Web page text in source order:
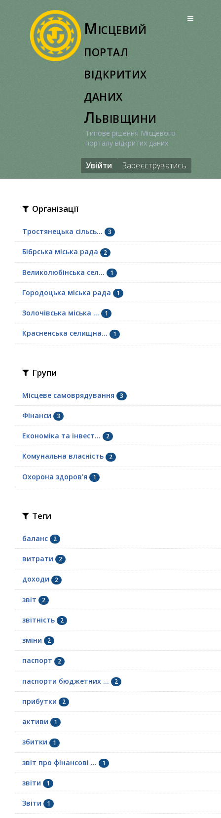
Місцевий
портал
відкритих
даних
Львівщини
Типове рішення Місцевого
порталу відкритих даних
Увійти Зареєструватись
Організації
Тростянецька сільсь... 3
Бібрська міська рада 2
Великолюбінська сел... 1
Городоцька міська рада 1
Золочівська міська ... 1
Красненська селищна... 1
Групи
Місцеве самоврядування 3
Фінанси 3
Економіка та інвест... 2
Комунальна власність 2
Охорона здоров'я 1
Теги
баланс 2
витрати 2
доходи 2
звіт 2
звітність 2
зміни 2
паспорт 2
паспорти бюджетних ... 2
прибутки 2
активи 1
збитки 1
звіт про фінансові ... 1
звіти 1
Звіти 1